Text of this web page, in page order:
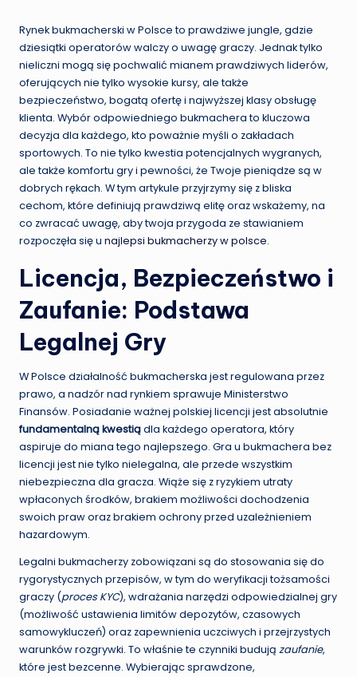
Rynek bukmacherski w Polsce to prawdziwe jungle, gdzie
dziesiątki operatorów walczy o uwagę graczy. Jednak tylko
nieliczni mogą się pochwalić mianem prawdziwych liderów,
oferujących nie tylko wysokie kursy, ale także
bezpieczeństwo, bogatą ofertę i najwyższej klasy obsługę
klienta. Wybór odpowiedniego bukmachera to kluczowa
decyzja dla każdego, kto poważnie myśli o zakładach
sportowych. To nie tylko kwestia potencjalnych wygranych,
ale także komfortu gry i pewności, że Twoje pieniądze są w
dobrych rękach. W tym artykule przyjrzymy się z bliska
cechom, które definiują prawdziwą elitę oraz wskażemy, na
co zwracać uwagę, aby twoja przygoda ze stawianiem
rozpoczęła się u najlepsi bukmacherzy w polsce.
Licencja, Bezpieczeństwo i
Zaufanie: Podstawa
Legalnej Gry
W Polsce działalność bukmacherska jest regulowana przez
prawo, a nadzór nad rynkiem sprawuje Ministerstwo
Finansów. Posiadanie ważnej polskiej licencji jest absolutnie
fundamentalną kwestiądla każdego operatora, który
aspiruje do miana tego najlepszego. Gra u bukmachera bez
licencji jest nie tylko nielegalna, ale przede wszystkim
niebezpieczna dla gracza. Wiąże się z ryzykiem utraty
wpłaconych środków, brakiem możliwości dochodzenia
swoich praw oraz brakiem ochrony przed uzależnieniem
hazardowym.
Legalni bukmacherzy zobowiązani są do stosowania się do
rygorystycznych przepisów, w tym do weryfikacji tożsamości
graczy (proces KYC), wdrażania narzędzi odpowiedzialnej gry
(możliwość ustawienia limitów depozytów, czasowych
samowykluczeń) oraz zapewnienia uczciwych i przejrzystych
warunków rozgrywki. To właśnie te czynniki budują zaufanie,
które jest bezcenne. Wybierając sprawdzone,